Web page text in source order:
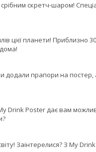
скретч-шаром!
цієї планети! Приблизно
додали прапори на
Drink Poster дає вам
Заінтерелися? З My